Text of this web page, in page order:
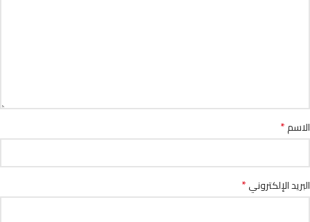
الاسم*
البريد الإلكتروني*